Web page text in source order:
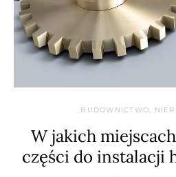
BUDOWNICTWO,
W jakich
części do instalacji